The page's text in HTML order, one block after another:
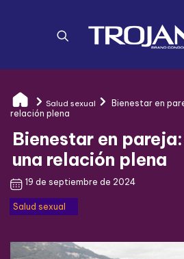
CONDONES
TODO SOBRE
DÓNDE
Salud sexual
Bienestar en
relación plena
Bienestar en
una relación plena
19 de septiembre de 2024
Salud sexual